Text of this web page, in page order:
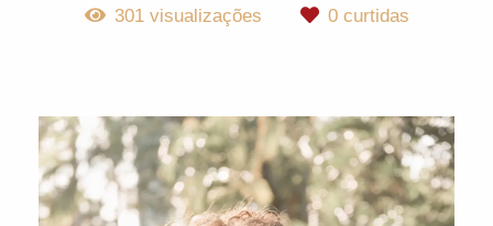
301visualizações 0curtidas